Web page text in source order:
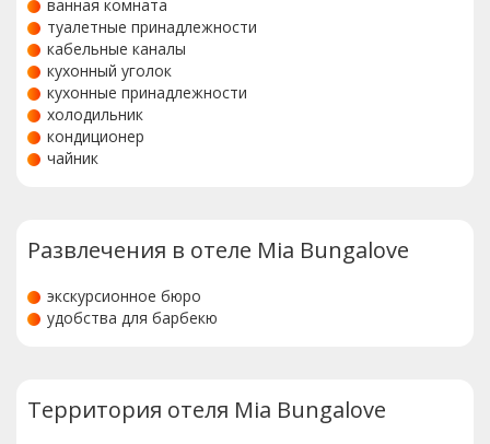
ванная комната
туалетные принадлежности
кабельные каналы
кухонный уголок
кухонные принадлежности
холодильник
кондиционер
чайник
Развлечения в отеле Mia Bungalove
экскурсионное бюро
удобства для барбекю
Территория отеля Mia Bungalove